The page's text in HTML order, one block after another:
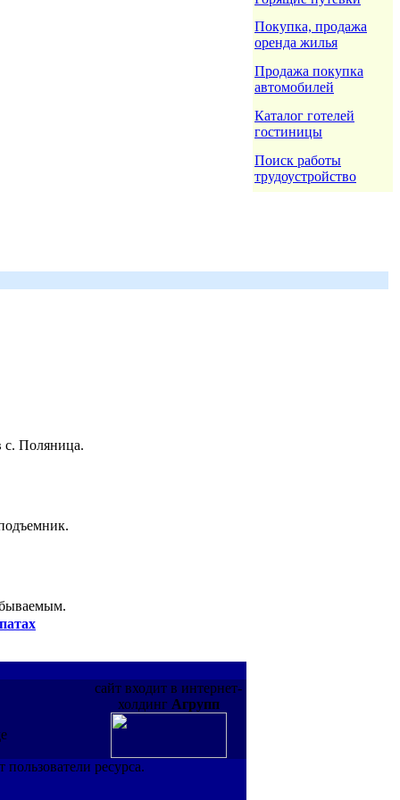
Покупка, продажа
оренда жилья
Продажа покупка
автомобилей
Каталог готелей
гостиницы
Поиск работы
трудоустройство
с. Поляница.
сайт входит в интернет-
холдинг Агрупп
ресурса.